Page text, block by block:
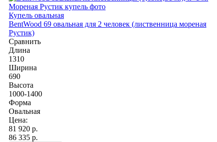
Купель овальная
BentWood 69 овальная для 2 человек (лиственница мореная
Рустик)
Сравнить
Длина
1310
Ширина
690
Высота
1000-1400
Форма
Овальная
Цена:
81 920 р.
86 335 р.